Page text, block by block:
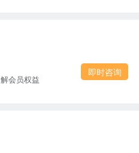
会员权益
即时咨询